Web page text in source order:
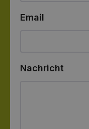
Email
Nachricht